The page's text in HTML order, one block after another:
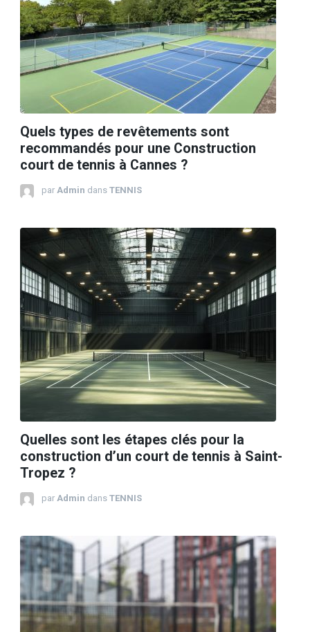
Quels types de revêtements sont
recommandés pour une Construction
court de tennis à Cannes ?
par Admin dans TENNIS
Quelles sont les étapes clés pour la
construction d’un court de tennis à Saint-
Tropez ?
par Admin dans TENNIS